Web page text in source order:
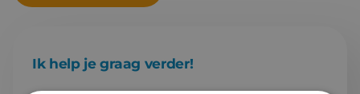
Ik help je graag verder!